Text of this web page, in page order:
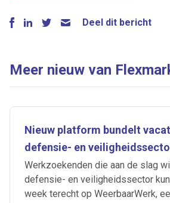
Deel dit bericht
Meer nieuw van
Nieuw platform bundelt
defensie- en
Werkzoekenden die aan de slag
defensie- en veiligheidssector
week terecht op WeerbaarWerk,